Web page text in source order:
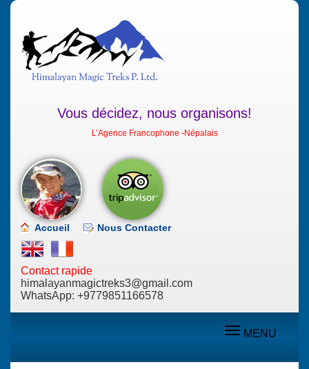
Vous décidez, nous organisons!
L’Agence Francophone -Népalais
Accueil Nous Contacter
Contact rapide
himalayanmagictreks3@gmail.com
WhatsApp: +9779851166578
ToggleMENU